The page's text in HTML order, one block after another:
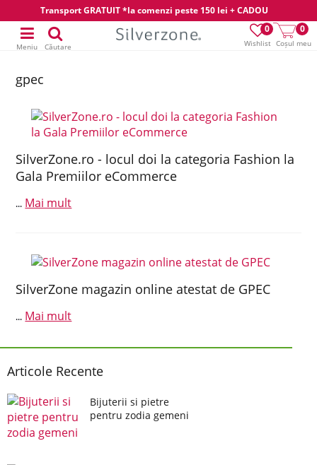
Transport GRATUIT *la comenzi peste 150 lei + CADOU
Wishlist
0
Coșul meu
0
Meniu Căutare
gpec
SilverZone.ro - locul doi la categoria Fashion la
Gala Premiilor eCommerce
... Mai mult
SilverZone magazin online atestat de GPEC
... Mai mult
Articole Recente
Bijuterii si pietre
pentru zodia gemeni